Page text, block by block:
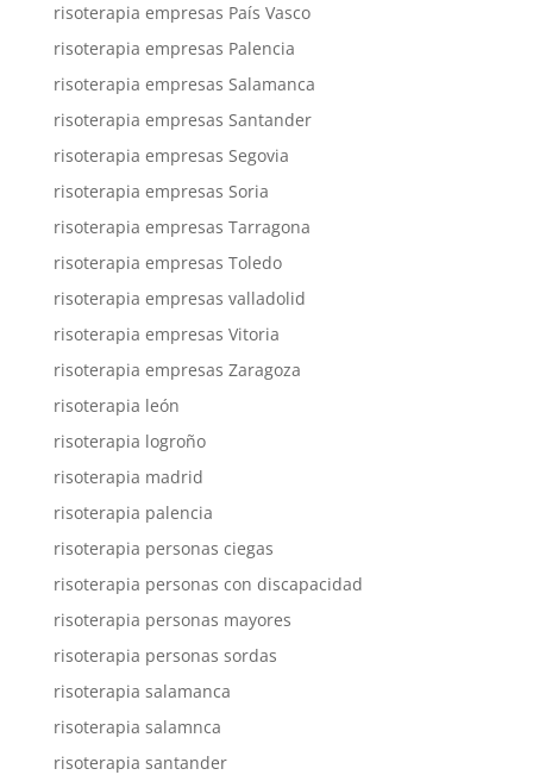
risoterapia empresas País Vasco
risoterapia empresas Palencia
risoterapia empresas Salamanca
risoterapia empresas Santander
risoterapia empresas Segovia
risoterapia empresas Soria
risoterapia empresas Tarragona
risoterapia empresas Toledo
risoterapia empresas valladolid
risoterapia empresas Vitoria
risoterapia empresas Zaragoza
risoterapia león
risoterapia logroño
risoterapia madrid
risoterapia palencia
risoterapia personas ciegas
risoterapia personas con discapacidad
risoterapia personas mayores
risoterapia personas sordas
risoterapia salamanca
risoterapia salamnca
risoterapia santander